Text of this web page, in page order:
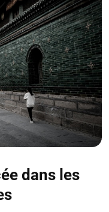
dans les